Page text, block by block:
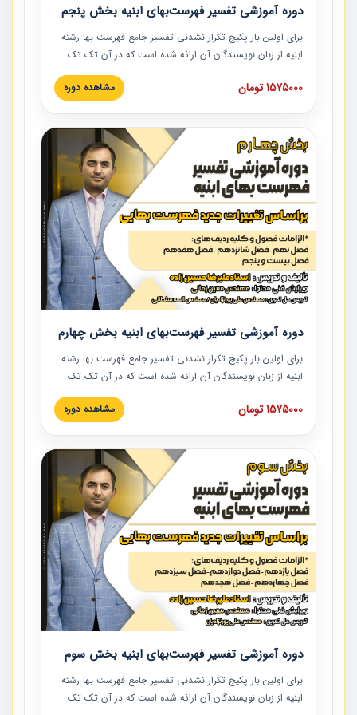
دوره آموزشی تفسیر فهرست‌بهای ابنیه بخش پنجم
برای اولین بار پکیج تکرار نشدنی تفسیر جامع فهرست بها رشته
ابنیه از زبان نویسندگان آن ارائه شده است که در آن تک تک
ردیف ها و مطالب فهرست بها تفسیر و ارائه شده است. این
دوره به صورت کامل تصویری بوده و به همراه تصاویر عملیات
دوره با کلام مهندس علیرضاحسین‌زاده مدیر پروژه مهندسی
مشاور در امر بازنگری فهرست بها رشته ابنیه ارائه شده و به تمام
همکارانی که در حوزه صنعت ساخت در حال فعالیت هستند حتما
توصیه می کنیم از مطالب این دوره استفاده نمایند.
1575000 تومان مشاهده دوره
دوره آموزشی تفسیر فهرست‌بهای ابنیه بخش چهارم
برای اولین بار پکیج تکرار نشدنی تفسیر جامع فهرست بها رشته
ابنیه از زبان نویسندگان آن ارائه شده است که در آن تک تک
ردیف ها و مطالب فهرست بها تفسیر و ارائه شده است. این
دوره به صورت کامل تصویری بوده و به همراه تصاویر عملیات
دوره با کلام مهندس علیرضاحسین‌زاده مدیر پروژه مهندسی
مشاور در امر بازنگری فهرست بها رشته ابنیه ارائه شده و به تمام
همکارانی که در حوزه صنعت ساخت در حال فعالیت هستند حتما
توصیه می کنیم از مطالب این دوره استفاده نمایند.
1575000 تومان مشاهده دوره
دوره آموزشی تفسیر فهرست‌بهای ابنیه بخش سوم
برای اولین بار پکیج تکرار نشدنی تفسیر جامع فهرست بها رشته
ابنیه از زبان نویسندگان آن ارائه شده است که در آن تک تک